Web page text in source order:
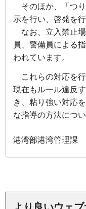
そのほか、「つ
示を行い、啓発を
なお、立入禁止
員、警備員による
われています。
これらの対応を
現在もルール違反
き、粘り強い対応
な指導の方法につ
港湾部港湾管理課